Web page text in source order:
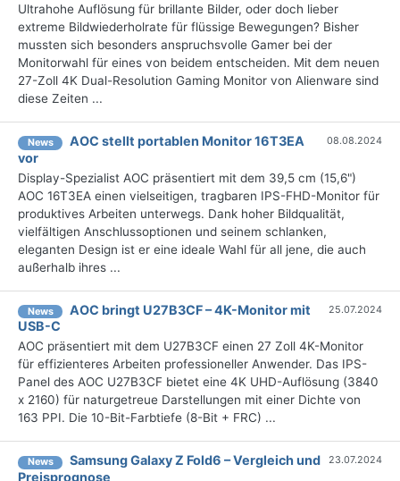
Ultrahohe Auflösung für brillante Bilder, oder doch lieber
extreme Bildwiederholrate für flüssige Bewegungen? Bisher
mussten sich besonders anspruchsvolle Gamer bei der
Monitorwahl für eines von beidem entscheiden. Mit dem neuen
27-Zoll 4K Dual-Resolution Gaming Monitor von Alienware sind
diese Zeiten ...
News
AOC stellt portablen Monitor 16T3EA
vor
08.08.2024
Display-Spezialist AOC präsentiert mit dem 39,5 cm (15,6")
AOC 16T3EA einen vielseitigen, tragbaren IPS-FHD-Monitor für
produktives Arbeiten unterwegs. Dank hoher Bildqualität,
vielfältigen Anschlussoptionen und seinem schlanken,
eleganten Design ist er eine ideale Wahl für all jene, die auch
außerhalb ihres ...
News
AOC bringt U27B3CF – 4K-Monitor mit
USB-C
25.07.2024
AOC präsentiert mit dem U27B3CF einen 27 Zoll 4K-Monitor
für effizienteres Arbeiten professioneller Anwender. Das IPS-
Panel des AOC U27B3CF bietet eine 4K UHD-Auflösung (3840
x 2160) für naturgetreue Darstellungen mit einer Dichte von
163 PPI. Die 10-Bit-Farbtiefe (8-Bit + FRC) ...
News
Samsung Galaxy Z Fold6 – Vergleich und
Preisprognose
23.07.2024